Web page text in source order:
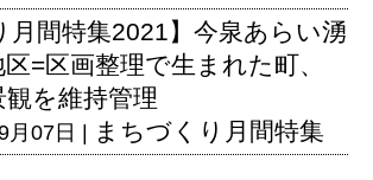
月間特集2021】今泉あらい湧
=区画整理で生まれた町、
を維持管理
月07日 | まちづくり月間特集